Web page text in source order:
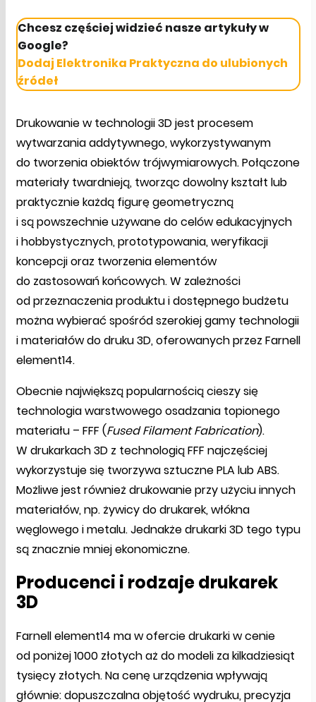
Chcesz częściej widzieć nasze artykuły w
Google?
Dodaj Elektronika Praktyczna do ulubionych
źródeł
Drukowanie w technologii 3D jest procesem
wytwarzania addytywnego, wykorzystywanym
do tworzenia obiektów trójwymiarowych. Połączone
materiały twardnieją, tworząc dowolny kształt lub
praktycznie każdą figurę geometryczną
i są powszechnie używane do celów edukacyjnych
i hobbystycznych, prototypowania, weryfikacji
koncepcji oraz tworzenia elementów
do zastosowań końcowych. W zależności
od przeznaczenia produktu i dostępnego budżetu
można wybierać spośród szerokiej gamy technologii
i materiałów do druku 3D, oferowanych przez Farnell
element14.
Obecnie największą popularnością cieszy się
technologia warstwowego osadzania topionego
materiału – FFF (Fused Filament Fabrication).
W drukarkach 3D z technologią FFF najczęściej
wykorzystuje się tworzywa sztuczne PLA lub ABS.
Możliwe jest również drukowanie przy użyciu innych
materiałów, np. żywicy do drukarek, włókna
węglowego i metalu. Jednakże drukarki 3D tego typu
są znacznie mniej ekonomiczne.
Producenci i rodzaje drukarek
3D
Farnell element14 ma w ofercie drukarki w cenie
od poniżej 1000 złotych aż do modeli za kilkadziesiąt
tysięcy złotych. Na cenę urządzenia wpływają
głównie: dopuszczalna objętość wydruku, precyzja